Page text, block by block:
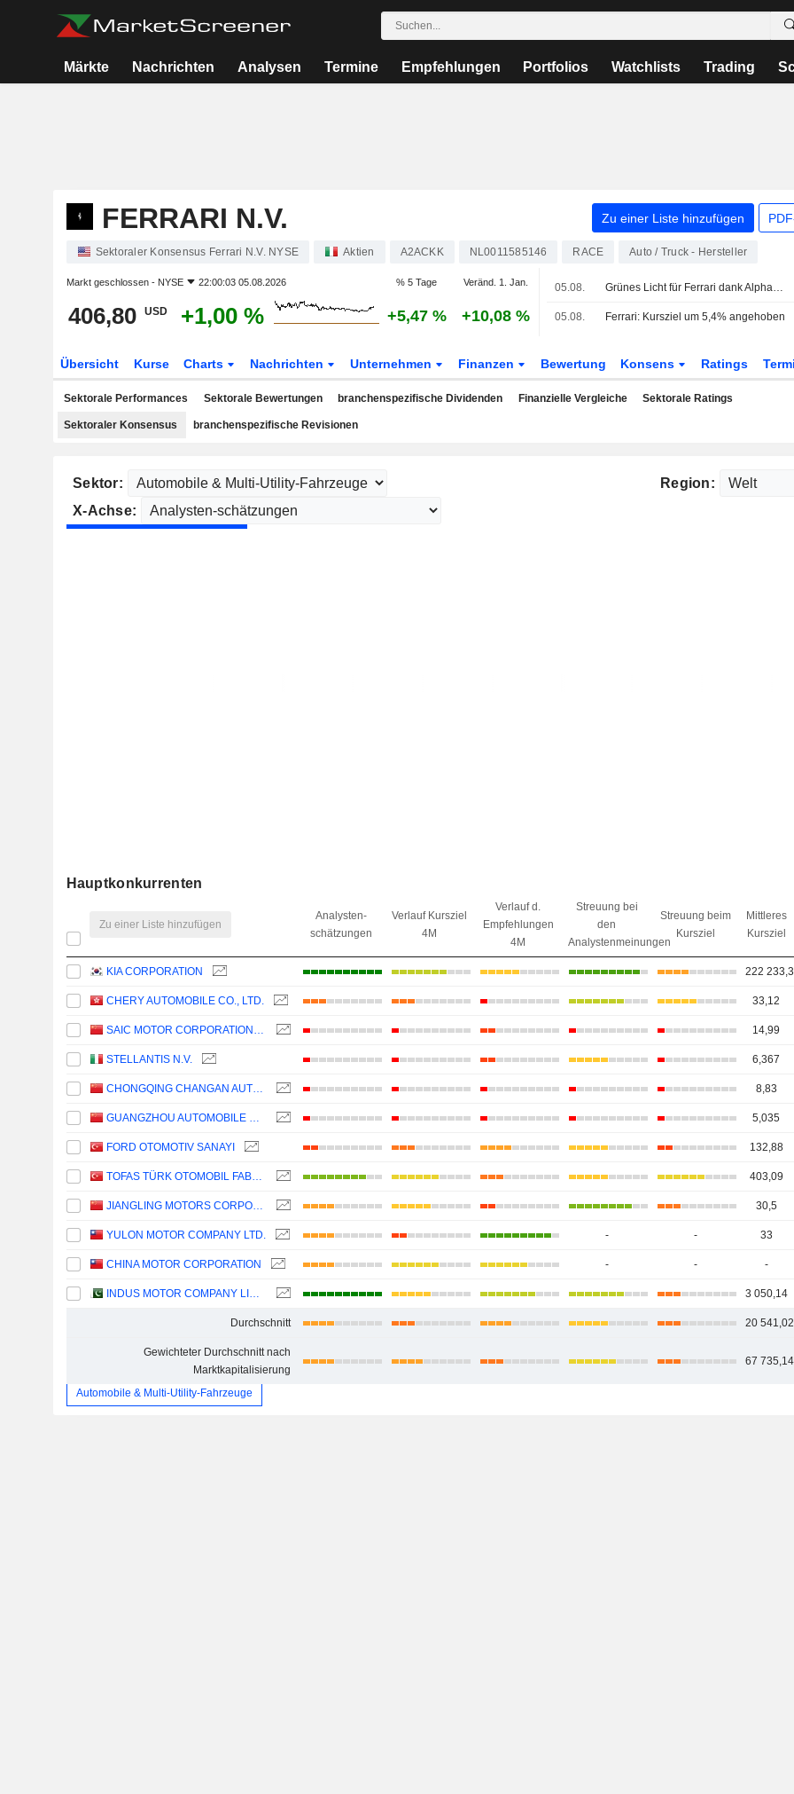
Märkte Nachrichten Analysen Termine Empfehlungen Portfolios Watchlists Trading
FERRARI N.V. Zu einer Liste hinzufügen
Sektoraler Konsensus Ferrari N.V. NYSE Aktien A2ACKK NL0011585146 RACE Auto / Truck - Hersteller
Markt geschlossen - NYSE 22:00:03 05.08.2026 % 5 Tage Veränd. 1. Jan.
406,80 USD +1,00 % +5,47 % +10,08 %
05.08. Grünes Licht für Ferrari dank AlphaValue
05.08. Ferrari: Kursziel um 5,4% angehoben
Übersicht Kurse Charts Nachrichten Unternehmen Finanzen Bewertung Konsens Ratings
Sektorale Performances Sektorale Bewertungen branchenspezifische Dividenden Finanzielle Vergleiche Sektorale Ratings
Sektoraler Konsensus branchenspezifische Revisionen
Sektor:
Region:
X-Achse:
Hauptkonkurrenten
Zu einer Liste hinzufügen
Analysten-
schätzungen
Verlauf Kursziel
4M
Verlauf d.
Empfehlungen
4M
Streuung bei
den
Analystenmeinungen
Streuung beim
Kursziel
Mittleres
Kursziel
KIA CORPORATION 222
CHERY AUTOMOBILE CO., LTD. 33,12
SAIC MOTOR CORPORATION LIMITED 14,99
STELLANTIS N.V. 6,367
CHONGQING CHANGAN AUTOMOBILE COMPANY LIMITED 8,83
GUANGZHOU AUTOMOBILE GROUP CO., LTD. 5,035
FORD OTOMOTIV SANAYI 132,88
TOFAS TÜRK OTOMOBIL FABRIKASI ANONIM SIRKETI 403,09
JIANGLING MOTORS CORPORATION, LTD. 30,5
YULON MOTOR COMPANY LTD. - - 33
CHINA MOTOR CORPORATION - - -
INDUS MOTOR COMPANY LIMITED 3 050,14
Durchschnitt 20 541,02
Gewichteter Durchschnitt nach
Marktkapitalisierung
67 735,14
Automobile & Multi-Utility-Fahrzeuge